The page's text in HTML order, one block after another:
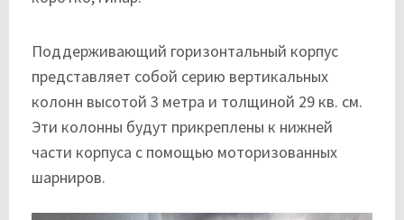
Поддерживающий горизонтальный корпус
представляет собой серию вертикальных
колонн высотой 3 метра и толщиной 29 кв. см.
Эти колонны будут прикреплены к нижней
части корпуса с помощью моторизованных
шарниров.